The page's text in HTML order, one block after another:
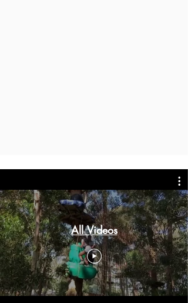
All Videos